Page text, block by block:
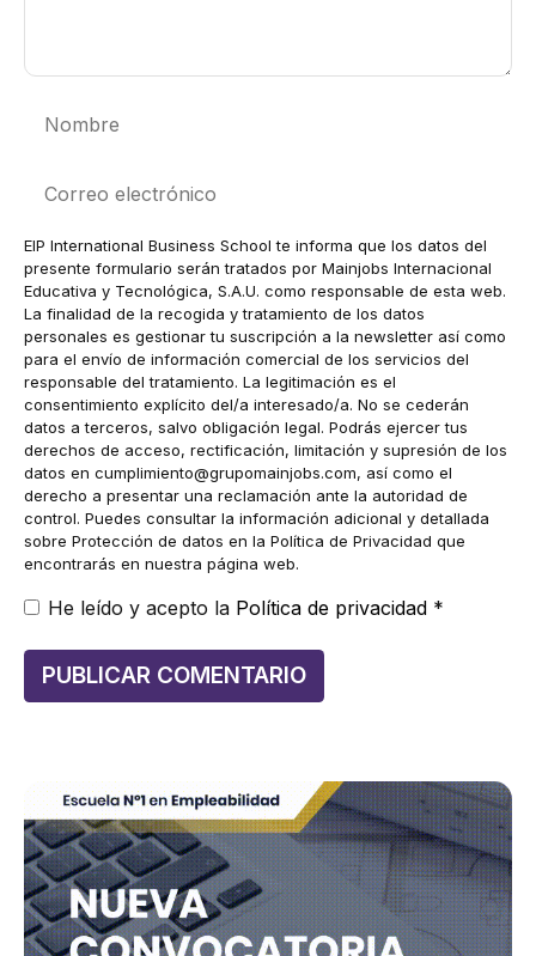
electrónico
EIP International Business School te informa que los datos del
presente formulario serán tratados por Mainjobs Internacional
Educativa y Tecnológica, S.A.U. como responsable de esta web.
La finalidad de la recogida y tratamiento de los datos
personales es gestionar tu suscripción a la newsletter así como
para el envío de información comercial de los servicios del
responsable del tratamiento. La legitimación es el
consentimiento explícito del/a interesado/a. No se cederán
datos a terceros, salvo obligación legal. Podrás ejercer tus
derechos de acceso, rectificación, limitación y supresión de los
datos en cumplimiento@grupomainjobs.com, así como el
derecho a presentar una reclamación ante la autoridad de
control. Puedes consultar la información adicional y detallada
sobre Protección de datos en la Política de Privacidad que
encontrarás en nuestra página web.
He leído y acepto la Política de privacidad *